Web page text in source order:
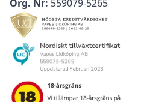
Org. Nr: 559079-5265